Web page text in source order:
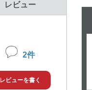
レビュー
2件
レビューを書く